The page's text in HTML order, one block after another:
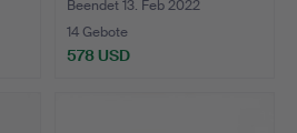
Beendet 13. Feb 2022
14 Gebote
578 USD